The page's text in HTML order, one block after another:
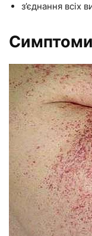
з’єднання всіх
Симптоми